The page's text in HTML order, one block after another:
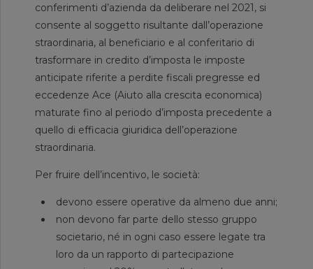
conferimenti d’azienda da deliberare nel 2021, si
consente al soggetto risultante dall’operazione
straordinaria, al beneficiario e al conferitario di
trasformare in credito d’imposta le imposte
anticipate riferite a perdite fiscali pregresse ed
eccedenze Ace (Aiuto alla crescita economica)
maturate fino al periodo d’imposta precedente a
quello di efficacia giuridica dell’operazione
straordinaria.
Per fruire dell’incentivo, le società:
devono essere operative da almeno due anni;
non devono far parte dello stesso gruppo
societario, né in ogni caso essere legate tra
loro da un rapporto di partecipazione